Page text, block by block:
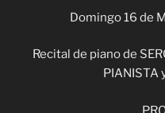
Domingo 16 de
Recital de piano de
PIANISTA